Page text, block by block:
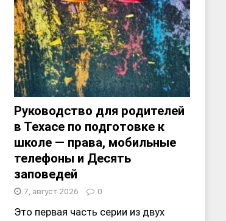
Руководство для родителей
в Техасе по подготовке к
школе — права, мобильные
телефоны и Десять
заповедей
7, август 2026 0
Это первая часть серии из двух